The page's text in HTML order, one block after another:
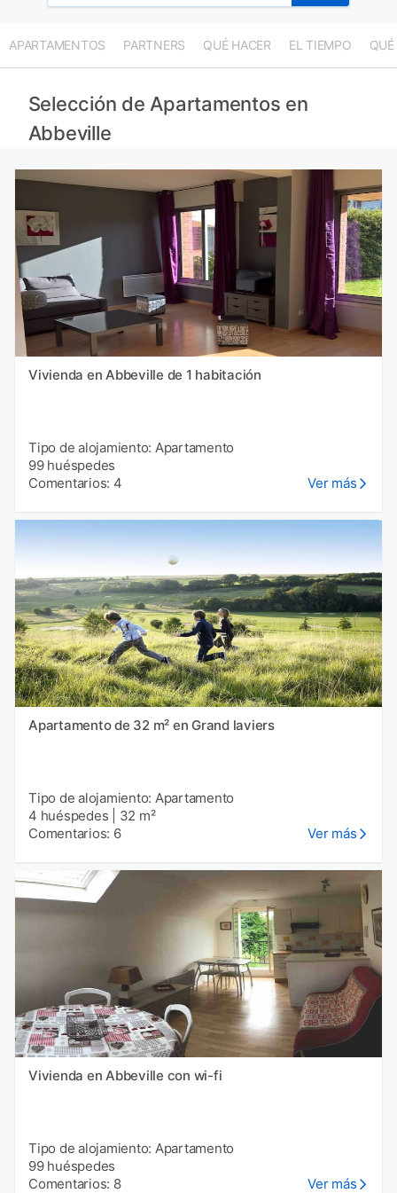
APARTAMENTOS PARTNERS QUÉ HACER EL TIEMPO QUÉ
Selección de Apartamentos en
Abbeville
Vivienda en Abbeville de 1 habitación
Tipo de alojamiento: Apartamento
99 huéspedes
Comentarios: 4
Ver más
Apartamento de 32 m² en Grand laviers
Tipo de alojamiento: Apartamento
4 huéspedes
32 m²
Comentarios: 6
Ver más
Vivienda en Abbeville con wi-fi
Tipo de alojamiento: Apartamento
99 huéspedes
Comentarios: 8
Ver más